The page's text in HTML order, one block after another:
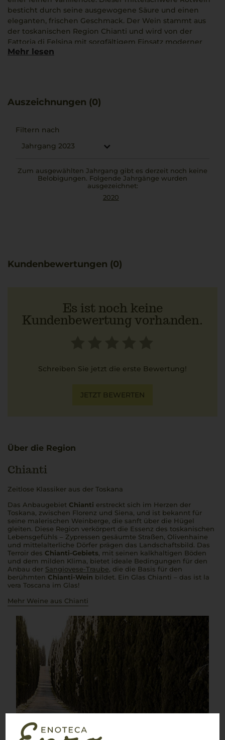
besticht durch seine ausgewogene Säure und einen
eleganten, frischen Geschmack. Der Wein stammt aus
der toskanischen Region Chianti und wird von der
Fattoria di Felsina mit sorgfältigem Einsatz moderner
Technik erzeugt. Die besondere Verbindung zwischen
des Weines ergänzen.
Mehr lesen
Auszeichnungen (0)
Filtern nach
Jahrgang 2023
Zum ausgewählten Jahrgang gibt es derzeit noch keine
Belobigungen. Folgende Jahrgänge wurden
ausgezeichnet:
2020
Kundenbewertungen (0)
Es ist noch keine
Kundenbewertung vorhanden.
Schreiben Sie jetzt die erste Bewertung!
JETZT BEWERTEN
Über die Region
Chianti
Zeitlose Klassiker aus der Toskana
Das Anbaugebiet Chianti erstreckt sich im Herzen der
Toskana, zwischen Florenz und Siena, und ist bekannt für
seine malerischen Weinberge, die sanft über die Hügel
gleiten. Diese Region verkörpert die Essenz des toskanischen
Lebensgefühls – Zypressen gesäumte Straßen, Olivenhaine
und mittelalterliche Dörfer prägen das Landschaftsbild. Das
Terroir des Chianti-Gebiets, mit seinen kalkhaltigen Böden
und dem milden Klima, bietet ideale Bedingungen für den
Anbau der Sangiovese-Traube, die die Basis für den
berühmten Chianti-Wein bildet. Ein Glas Chianti – das ist la
vera Toscana im Glas!
Mehr Weine aus Chianti